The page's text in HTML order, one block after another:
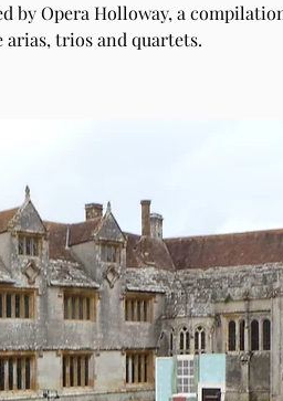
by Opera Holloway, a
arias, trios and quartets.